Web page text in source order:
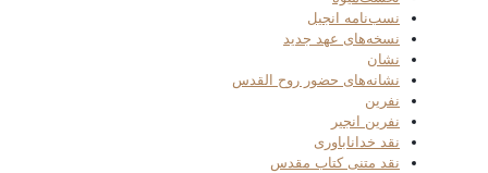
نسب‌نامه انجیل
نسخه‌های عهد جدید
نشان
نشانه‌های حضور روح القدس
نفرین
نفرین انجیر
نقد خداناباوری
نقد متنی کتاب مقدس